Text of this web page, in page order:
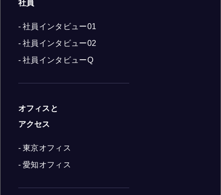
社員
- 社員インタビュー01
- 社員インタビュー02
- 社員インタビューQ
オフィスと
アクセス
- 東京オフィス
- 愛知オフィス